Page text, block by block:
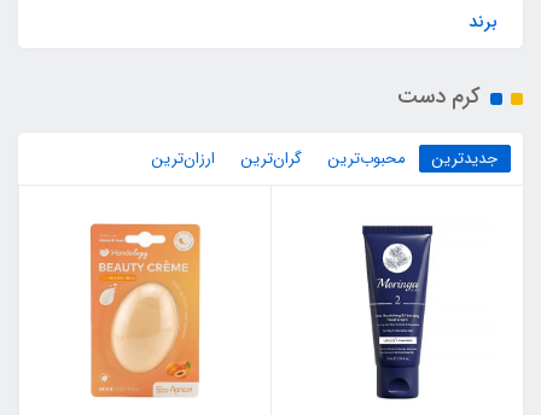
برند
کرم دست
جدیدترین محبوب‌ترین گران‌ترین ارزان‌ترین